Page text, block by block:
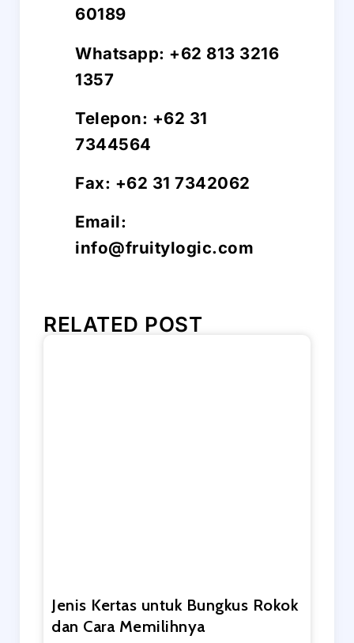
60189
Whatsapp: +62 813 3216
1357
Telepon: +62 31
7344564
Fax: +62 31 7342062
Email:
info@fruitylogic.com
RELATED POST
Jenis Kertas untuk Bungkus Rokok
dan Cara Memilihnya